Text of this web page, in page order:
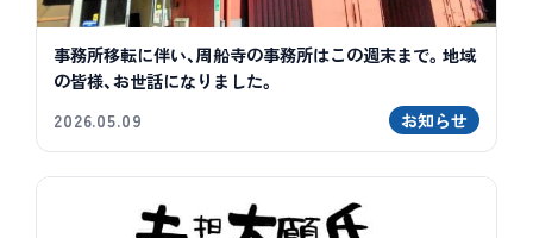
事務所移転に伴い、周船寺の事務所はこの週末まで。地域
の皆様、お世話になりました。
2026.05.09
お知らせ